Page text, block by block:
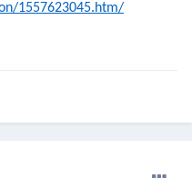
1557623045.htm/